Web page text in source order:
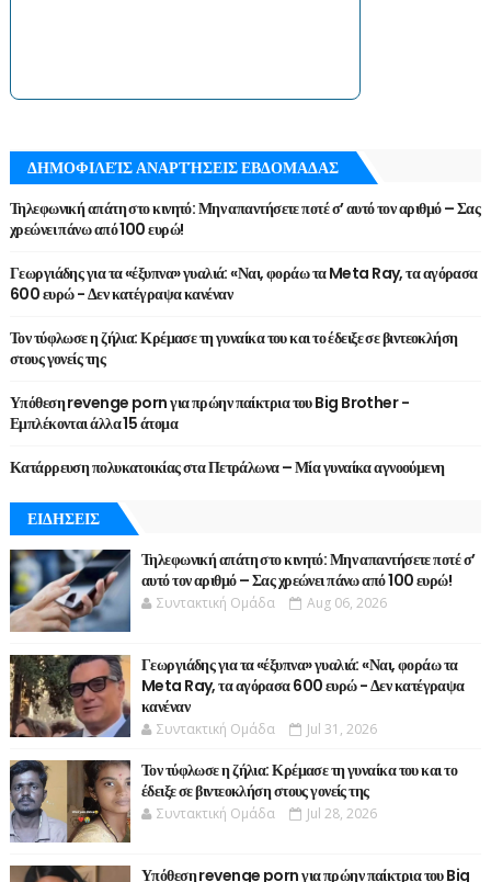
ΔΗΜΟΦΙΛΕΊΣ ΑΝΑΡΤΉΣΕΙΣ ΕΒΔΟΜΑΔΑΣ
Τηλεφωνική απάτη στο κινητό: Μην απαντήσετε ποτέ σ’ αυτό τον αριθμό – Σας
χρεώνει πάνω από 100 ευρώ!
Γεωργιάδης για τα «έξυπνα» γυαλιά: «Ναι, φοράω τα Meta Ray, τα αγόρασα
600 ευρώ - Δεν κατέγραψα κανέναν
Τον τύφλωσε η ζήλια: Κρέμασε τη γυναίκα του και το έδειξε σε βιντεοκλήση
στους γονείς της
Υπόθεση revenge porn για πρώην παίκτρια του Big Brother -
Εμπλέκονται άλλα 15 άτομα
Κατάρρευση πολυκατοικίας στα Πετράλωνα – Μία γυναίκα αγνοούμενη
ΕΙΔΗΣΕΙΣ
Τηλεφωνική απάτη στο κινητό: Μην απαντήσετε ποτέ σ’
αυτό τον αριθμό – Σας χρεώνει πάνω από 100 ευρώ!
Συντακτική Ομάδα Aug 06, 2026
Γεωργιάδης για τα «έξυπνα» γυαλιά: «Ναι, φοράω τα
Meta Ray, τα αγόρασα 600 ευρώ - Δεν κατέγραψα
κανέναν
Συντακτική Ομάδα Jul 31, 2026
Τον τύφλωσε η ζήλια: Κρέμασε τη γυναίκα του και το
έδειξε σε βιντεοκλήση στους γονείς της
Συντακτική Ομάδα Jul 28, 2026
Υπόθεση revenge porn για πρώην παίκτρια του Big